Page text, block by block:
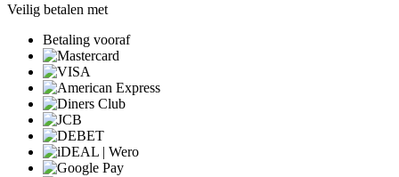
Veilig betalen met
Betaling vooraf